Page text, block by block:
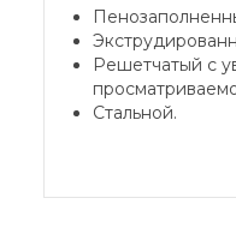
Решетчатый с
Стальной.